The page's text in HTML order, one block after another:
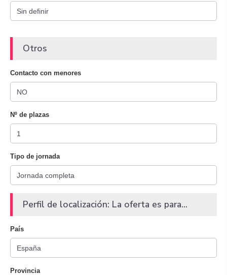
Otros
Contacto con menores
Nº de plazas
Tipo de jornada
Perfil de localización: La oferta es para...
País
Provincia